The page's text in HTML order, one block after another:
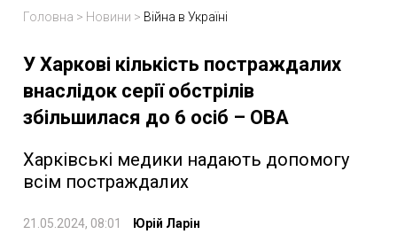
Головна > Новини > Війна в Україні
У Харкові кількість постраждалих
внаслідок серії обстрілів
збільшилася до 6 осіб – ОВА
Харківські медики надають допомогу
всім постраждалих
21.05.2024, 08:01 Юрій Ларін